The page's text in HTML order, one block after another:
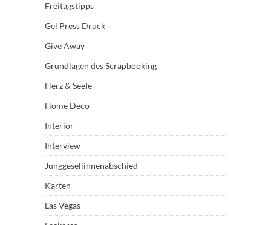
Freitagstipps
Gel Press Druck
Give Away
Grundlagen des Scrapbooking
Herz & Seele
Home Deco
Interior
Interview
Junggesellinnenabschied
Karten
Las Vegas